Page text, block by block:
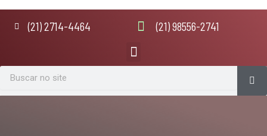
(21) 2714-4464 (21) 98556-2741